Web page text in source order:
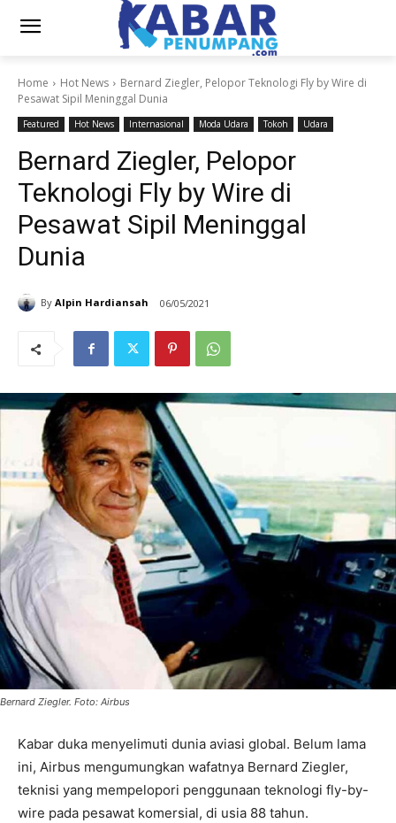
Home Hot News
Bernard Ziegler, Pelopor Teknologi Fly by Wire di
Pesawat Sipil Meninggal Dunia
Featured Hot News Internasional Moda Udara Tokoh Udara
Bernard Ziegler, Pelopor
Teknologi Fly by Wire di
Pesawat Sipil Meninggal
Dunia
By Alpin Hardiansah 06/05/2021
Bernard Ziegler. Foto: Airbus
Kabar duka menyelimuti dunia aviasi global. Belum lama
ini, Airbus mengumungkan wafatnya Bernard Ziegler,
teknisi yang mempelopori penggunaan teknologi fly-by-
wire pada pesawat komersial, di usia 88 tahun.